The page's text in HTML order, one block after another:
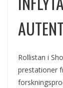
Rollistan i
prestationer